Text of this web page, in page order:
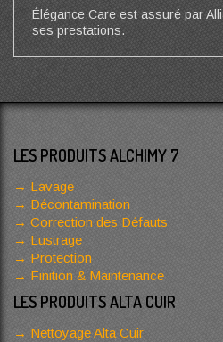
Élégance Care est assuré par
ses prestations.
LES PRODUITS ALCHIMY 7
Lavage
Décontamination
Correction des Défauts
Lustrage
Protection
Finition & Maintenance
LES PRODUITS ALTA CUIR
Nettoyage Alta Cuir